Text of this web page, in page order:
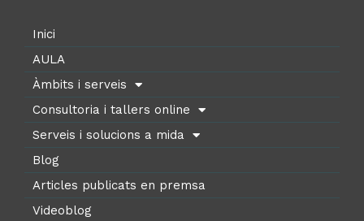
Inici
AULA
Àmbits i serveis
Consultoria i tallers online
Serveis i solucions a mida
Blog
Articles publicats en premsa
Videoblog